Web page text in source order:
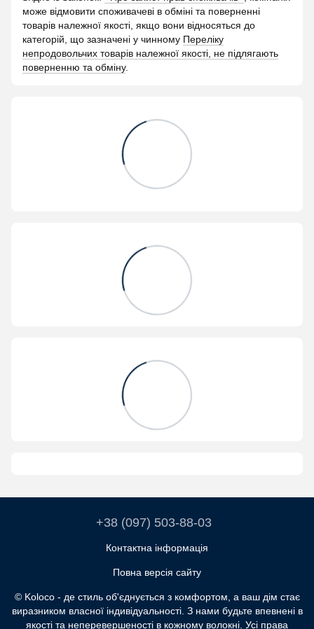
може відмовити споживачеві в обміні та поверненні
товарів належної якості, якщо вони відносяться до
категорій, що зазначені у чинному Переліку
непродовольчих товарів належної якості, не підлягають
поверненню та обміну.
+38 (097) 503-88-03
Контактна інформація
Повна версія сайту
© Koloco - де стиль об'єднується з комфортом, а ваш дім стає
виразником власної індивідуальності. З нами будьте впевнені в
якості та неперевершеності в кожному волокні. Усі права